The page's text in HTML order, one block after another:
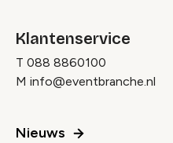
Klantenservice
T 088 8860100
M info@eventbranche.nl
Nieuws